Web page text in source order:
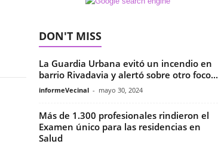
DON'T MISS
La Guardia Urbana evitó un incendio en
barrio Rivadavia y alertó sobre otro foco...
informeVecinal - mayo 30, 2024
Más de 1.300 profesionales rindieron el
Examen único para las residencias en
Salud